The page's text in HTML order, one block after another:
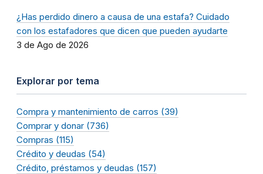
¿Has perdido dinero a causa de una estafa? Cuidado
con los estafadores que dicen que pueden ayudarte
3 de Ago de 2026
Explorar por tema
Compra y mantenimiento de carros (39)
Comprar y donar (736)
Compras (115)
Crédito y deudas (54)
Crédito, préstamos y deudas (157)